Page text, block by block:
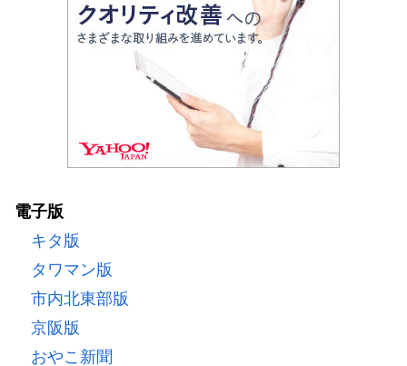
電子版
キタ版
タワマン版
市内北東部版
京阪版
おやこ新聞